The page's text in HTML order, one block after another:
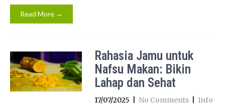
Read More →
Rahasia Jamu untuk
Nafsu Makan: Bikin
Lahap dan Sehat
17/07/2025 No Comments
Info